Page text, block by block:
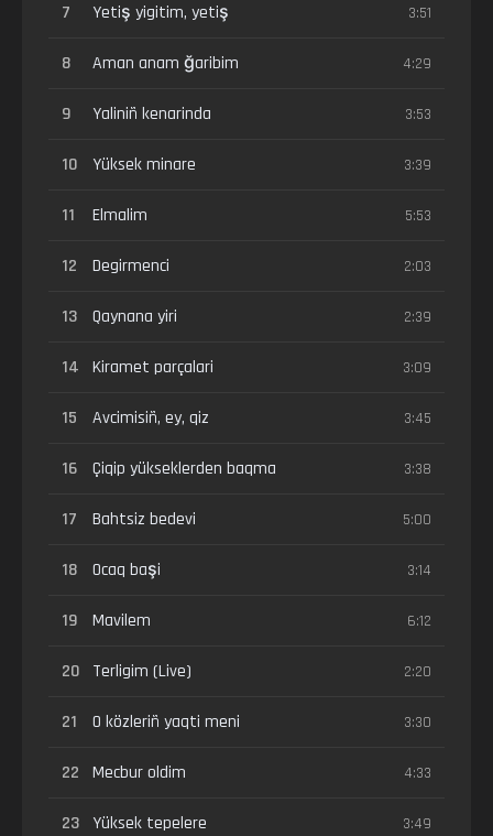
7 Yetiş yigitim, yetiş 3:51
8 Aman anam ğaribim 4:29
9 Yaliniñ kenarinda 3:53
10 Yüksek minare 3:39
11 Elmalim 5:53
12 Degirmenci 2:03
13 Qaynana yiri 2:39
14 Kiramet parçalari 3:09
15 Avcimisiñ, ey, qiz 3:45
16 Çiqip yükseklerden baqma 3:38
17 Bahtsiz bedevi 5:00
18 Ocaq başi 3:14
19 Mavilem 6:12
20 Terligim (Live) 2:20
21 O közleriñ yaqti meni 3:30
22 Mecbur oldim 4:33
23 Yüksek tepelere 3:49